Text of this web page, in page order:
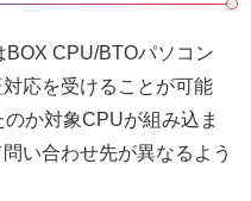
CPU/BTOパソコン
応を受けることが可能
か対象CPUが組み込ま
い合わせ先が異なるよう